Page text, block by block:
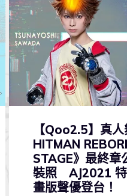
【Qoo2.5】真
HITMAN
STAGE》最終章
裝照 AJ2021 特
畫版聲優登台！